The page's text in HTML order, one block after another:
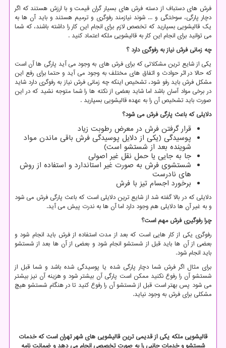
فرش های دستباف از دسته فرش های بسیار گران قیمت و با ارزش هستند که اگر
دچار پارگی، سوختگی و ... شوند نیازمند رفوگری و ترمیم هستند و باید آن ها به
یک قالیشویی بسپارید که تخصص لازم برای انجام این کار را داشته باشند، که شما
می توانید برای انجام این کار به قالیشویی ملکه اعتماد کنید .
چه زمانی فرش نیاز به رفوگری دارد ؟
یکی از شایع ترین مشکلاتی که برای فرش های به وجود می آید پارگی ها آن است
که حالا در اثر حوادث و اتفاق های مختلف به وجود می آید و حتما برای رفع این
مشکل فرش باید رفو شود، تشخیص اینکه چه زمانی فرش نیاز به رفوگری دارد شاید
در برخی مواد آسان باشد اما شاید بعضی از نکته ها را شما متوجه نشید که در این
صورت باید تشخیص آن را به عهده قالیشویی بسپارید .
دلایلی که باعث پارگی فرش می شود؟
قرار گرفتن فرش در معرض رطوبت زیاد
پوسیدگی (یکی از دلایل پوسیدگی فرش باقی ماندن مواد
شوینده بعد از شستشو است)
جا به جایی یا حمل نقل غیر اصولی
شستشوی فرش به صورت غیر استاندارد و استفاده از روش
های نادرست
برخورد اجسام تیز با فرش
دلایلی که در بالا گفته شد از شایع ترین دلایلی است که باعث پارگی فرش می شود
و به غیر آن ها دلایلی هم وجود دارد اما آن ها به ندرت پیش می آید.
چرا رفوگیری فرش مهم است؟
رفوگری یکی از کار هایی است که بعد از مدت استفاده از فرش باید انجام شود و
بعضی از آن ها باید قبل از شستشو انجام شود و بعضی از آن ها بعد از شستشو
باید انجام شود.
برای مثال اگر فرش شما دچار پارگی شده یا پوسیدگی شده باشد و شما قبل از
شستشو آن را رفوع نکنید ممکن است پارگی آن بیشتر شود و هزینه آن نیز بیشتر
می شود پس بهتر است قبل از شستشو آن را رفوع کنید تا در هنگام شستشو هیچ
مشکلی برای فرش به وجود نیاید.
قالیشویی ملکه یکی از قدیمی ترین قالیشویی های شهر تهران است که خدمات